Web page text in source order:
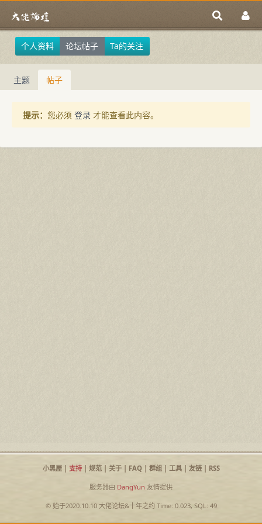
个人资料 论坛帖子 Ta的关注
主题 帖子
提示： 您必须 登录 才能查看此内容。
小黑屋| 支持| 规范| 关于| FAQ| 群组| 工具| 友链| RSS
服务器由 DangYun 友情提供
© 始于2020.10.10 大佬论坛&十年之约Time: 0.023, SQL: 49